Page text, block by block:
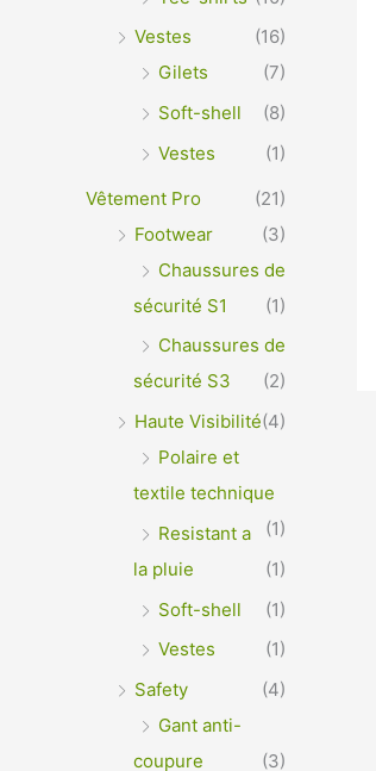
Vestes
(16)
Gilets
(7)
Soft-shell
(8)
Vestes
(1)
Vêtement Pro
(21)
Footwear
(3)
Chaussures de
sécurité S1
(1)
Chaussures de
sécurité S3
(2)
Haute Visibilité(4)
Polaire et
textile technique
(1)
Resistant a
la pluie
(1)
Soft-shell
(1)
Vestes
(1)
Safety
(4)
Gant anti-
coupure
(3)